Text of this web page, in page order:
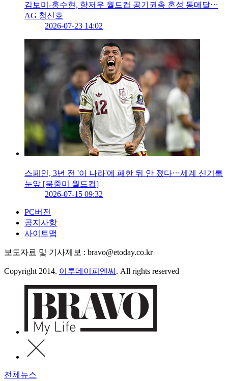
김보미-홍수현, 항저우 월드컵 공기권총 혼성 동메달⋯
AG 청신호
2026-07-23 14:02
스페인, 3년 전 '이 나라'에 패한 뒤 안 졌다⋯세계 신기록
눈앞 [북중미 월드컵]
2026-07-15 09:32
PC버전
공지사항
사이트맵
보도자료 및 기사제보 : bravo@etoday.co.kr
Copyright 2014. 이투데이피엔씨 . All rights reserved
전체뉴스